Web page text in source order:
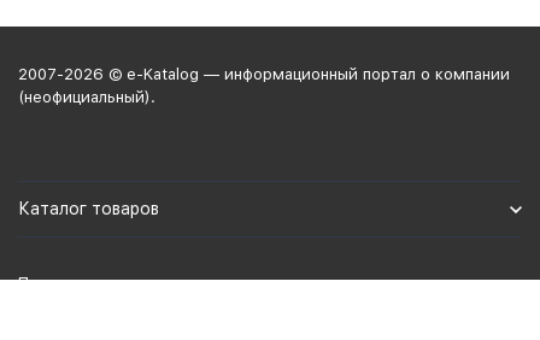
2007-2026 © e-Katalog — информационный портал о компании
(неофициальный).
Каталог товаров
Политика персональных данных